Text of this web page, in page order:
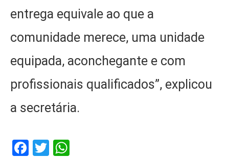
entrega equivale ao que a
comunidade merece, uma unidade
equipada, aconchegante e com
profissionais qualificados”, explicou
a secretária.
Facebook
Twitter